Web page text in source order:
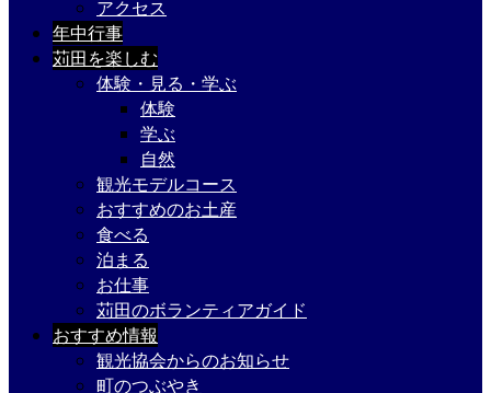
アクセス
年中行事
苅田を楽しむ
体験・見る・学ぶ
体験
学ぶ
自然
観光モデルコース
おすすめのお土産
食べる
泊まる
お仕事
苅田のボランティアガイド
おすすめ情報
観光協会からのお知らせ
町のつぶやき